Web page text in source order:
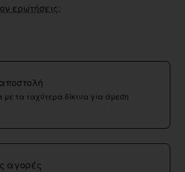
ερωτήσεις;
με τα ταχύτερα δίκτυα για άμεση
αγορές